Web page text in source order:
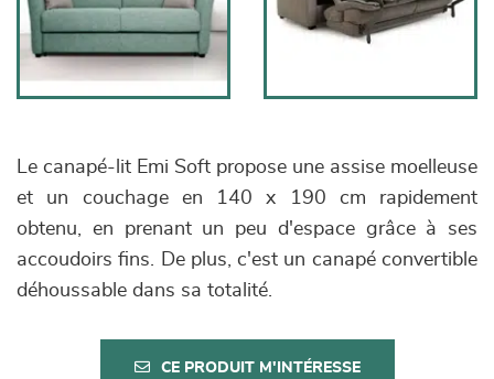
Le canapé-lit Emi Soft propose une assise moelleuse
et un couchage en 140 x 190 cm rapidement
obtenu, en prenant un peu d'espace grâce à ses
accoudoirs fins. De plus, c'est un canapé convertible
déhoussable dans sa totalité.
CE PRODUIT M'INTÉRESSE